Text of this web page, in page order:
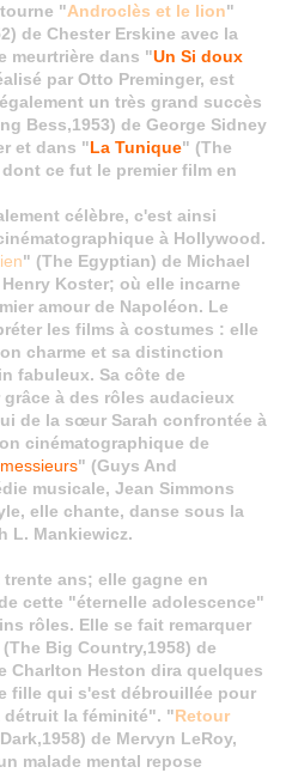
"Androclès et le lion"
de Chester Erskine avec la
meurtrière dans "Un Si doux
par Otto Preminger, est
un très grand succès
Bess,1953) de George Sidney
et dans "La Tunique" (The
ce fut le premier film en
célèbre, c'est ainsi
à Hollywood.
" (The Egyptian) de Michael
Koster; où elle incarne
amour de Napoléon. Le
les films à costumes : elle
charme et sa distinction
fabuleux. Sa côte de
à des rôles audacieux
de la sœur Sarah confrontée à
cinématographique de
" (Guys And
musicale, Jean Simmons
elle chante, danse sous la
L. Mankiewicz.
ans; elle gagne en
cette "éternelle adolescence"
rôles. Elle se fait remarquer
(The Big Country,1958) de
Charlton Heston dira quelques
fille qui s'est débrouillée pour
la féminité". "Retour
de Mervyn LeRoy,
malade mental repose